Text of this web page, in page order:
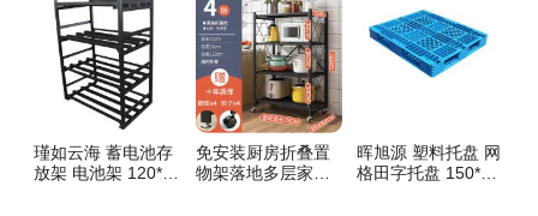
瑾如云海 蓄电池存
放架 电池架 120*1
免安装厨房折叠置
物架落地多层家用
晖旭源 塑料托盘 网
格田字托盘 150*12